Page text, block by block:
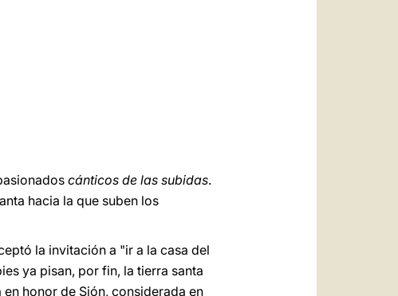
cánticos de las subidas.
hacia la que suben los
la invitación a "ir a la casa del
ya pisan, por fin, la tierra santa
honor de Sión, considerada en